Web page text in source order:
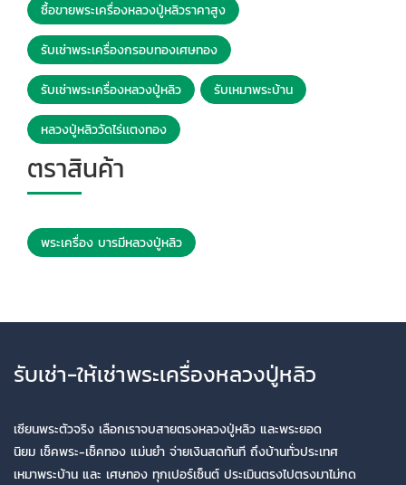
ซื้อขายพระเครื่องหลวงปู่หลิวราคาสูง
รับเช่าพระเครื่องกรอบทองเศษทอง
รับเช่าพระเครื่องหลวงปู่หลิว รับเหมาพระบ้าน
หลวงปู่หลิววัดไร่เเตงทอง
ตราสินค้า
พระเครื่อง บารมีหลวงปู่หลิว
รับเช่า-ให้เช่าพระเครื่องหลวงปู่หลิว
เซียนพระตัวจริง เลือกเราจบสายตรงหลวงปู่หลิว และพระยอด
นิยม เช็คพระ-เช็คทอง แม่นยำ จ่ายเงินสดทันที ถึงบ้านทั่วประเทศ
เหมาพระบ้าน และ เศษทอง ทุกเปอร์เซ็นต์ ประเมินตรงไปตรงมาไม่กด